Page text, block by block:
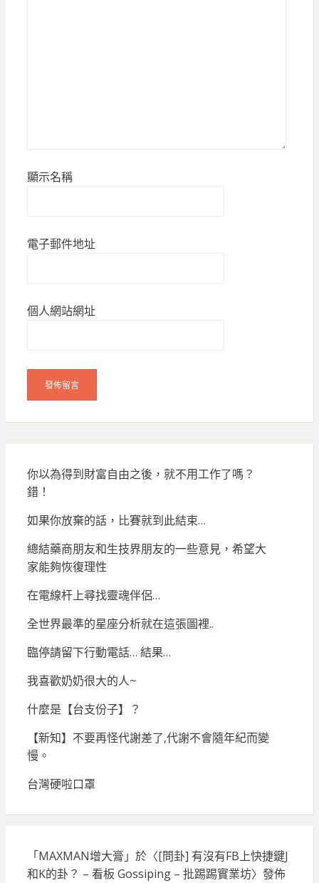
顯示名稱
電子郵件地址
個人網站網址
你以為得到財富自由之後，就不用工作了嗎？
錯！
如果你放棄的話，比賽就到此結束…
總結藥商朋友和生技界朋友的一些意見，希望大
家能夠恢復理性
在電線杆上尋找靈魂伴侶…
全世界最準的星座分析就在這張圖裡..
臨停請留下行動電話… 結果…
我喜歡奶奶很大的人~
什麼是【台支份子】？
【新知】不要再怪代謝差了,代謝不會隨年紀而變
慢。
台灣硬啦口罩
「MAXMAN增大膏 」於〈[問卦] 有沒有FB上快捷鍵J
和K的卦？ – 看板 Gossiping – 批踢踢實業坊〉發佈